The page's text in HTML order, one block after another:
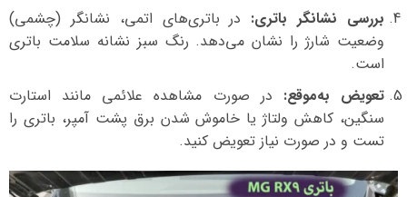
بررسی نشانگر باتری: در باتری‌های اتمی، نشانگر (چشمی)
وضعیت شارژ را نشان می‌دهد. رنگ سبز نشانه سلامت باتری
است.
تعویض به‌موقع: در صورت مشاهده علائمی مانند استارت
سنگین، کاهش ولتاژ یا خاموش شدن برق پشت آمپر، باتری را
تست و در صورت نیاز تعویض کنید.